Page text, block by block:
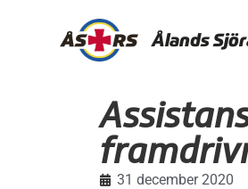
Ålands
31 december 2020